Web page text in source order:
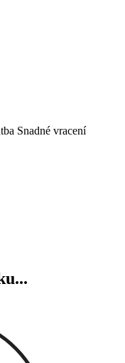
Snadné vracení